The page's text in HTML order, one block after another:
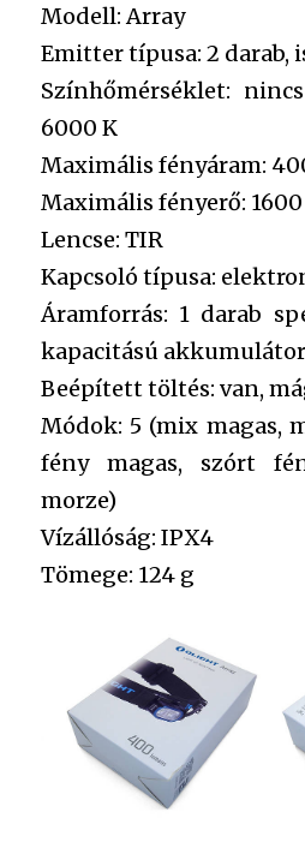
Modell: Array
Emitter típusa: 2 darab,
Színhőmérséklet:
6000 K
Maximális fényáram:
Maximális fényerő: 1600
Lencse: TIR
Kapcsoló típusa:
Áramforrás: 1 darab
kapacitású
Beépített töltés: van,
Módok: 5 (mix magas,
fény magas, szórt
morze)
Vízállóság: IPX4
Tömege: 124 g